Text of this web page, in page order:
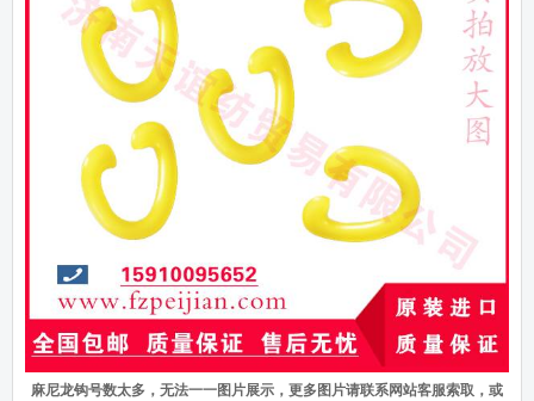
麻尼龙钩号数太多，无法一一图片展示，更多图片请联系网站客服索取，或